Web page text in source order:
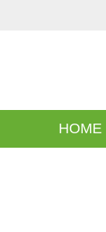
HOME